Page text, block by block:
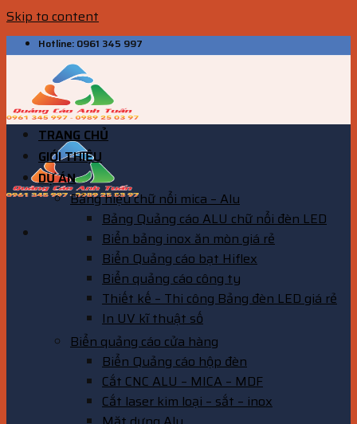
Skip to content
Hotline: 0961 345 997
TRANG CHỦ
GIỚI THIỆU
DỰ ÁN
Bảng hiệu chữ nổi mica – Alu
Bảng Quảng cáo ALU chữ nổi đèn LED
Biển bảng inox ăn mòn giá rẻ
Biển Quảng cáo bạt Hiflex
Biển quảng cáo công ty
Thiết kế – Thi công Bảng đèn LED giá rẻ
In UV kĩ thuật số
Biển quảng cáo cửa hàng
Biển Quảng cáo hộp đèn
Cắt CNC ALU – MICA – MDF
Cắt laser kim loại – sắt – inox